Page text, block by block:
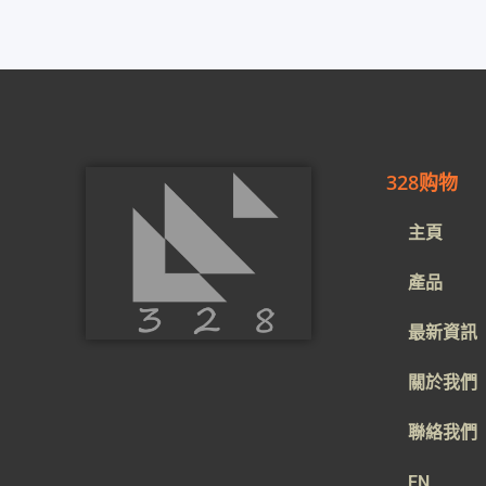
328购物
主頁
產品
最新資訊
關於我們
聯絡我們